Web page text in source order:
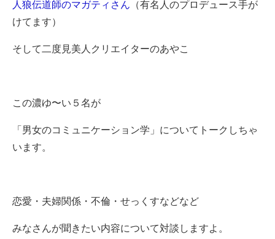
人狼伝道師のマガティさん （有名人のプロデュース手が
けてます）
そして二度見美人クリエイターのあやこ
この濃ゆ〜い５名が
「男女のコミュニケーション学」についてトークしちゃ
います。
恋愛・夫婦関係・不倫・せっくすなどなど
みなさんが聞きたい内容について対談しますよ。